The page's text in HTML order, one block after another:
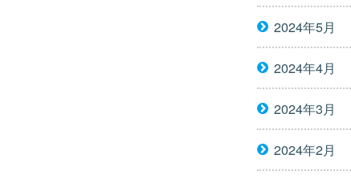
2024年5月
2024年4月
2024年3月
2024年2月